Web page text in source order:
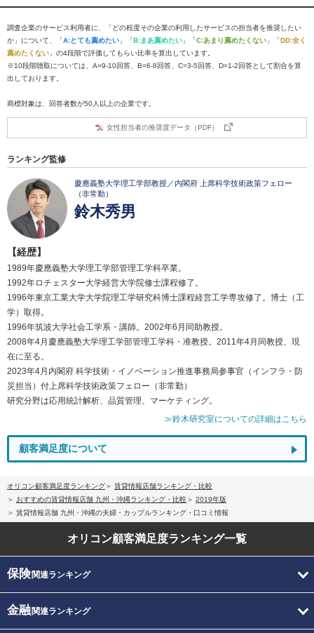
調査企業のサービス利用者に、「どの程度その企業の利用したサービスの担当者を推奨したい
か」について、「A:とても薦めたい 」「B:まあ薦めたい 」「C:あまり薦めたくない 」「DD:全く
薦めたくない 」の4段階で評価してもらい比率を算出しています。
※10段階聴取については、A=9-10回答、B=6-8回答、C=3-5回答、D=1-2回答として割合を算
出しております。
商標対象は、回答者数が50人以上の企業です。
女性担当者の推奨度データ（PDF）
ランキング監修
慶應義塾大学理工学部教授／内閣府 上席科学技術政策フェロー
（非常勤）
鈴木秀男
【経歴】
1989年慶應義塾大学理工学部管理工学科卒業。
1992年ロチェスター大学経営大学院修士課程修了。
1996年東京工業大学大学院理工学研究科博士課程経営工学専攻修了。博士（工
学）取得。
1996年筑波大学社会工学系・講師。2002年6月同助教授。
2008年4月慶應義塾大学理工学部管理工学科・准教授。2011年4月同教授、現
在に至る。
2023年4月内閣府 科学技術・イノベーション推進事務局参事官（インフラ・防
災担当）付上席科学技術政策フェロー（非常勤）
研究分野は応用統計解析、品質管理、マーケティング。
≫鈴木研究室についての詳細はこちら
顧客満足度について
オリコン顧客満足度ランキング
賃貸情報店舗ランキング・比較
おすすめの賃貸情報店舗 九州・沖縄ランキング・比較
2019年版
賃貸情報店舗 九州・沖縄の夫婦・カップルランキング・口コミ情報
オリコン顧客満足度ランキング一覧
保険関連ランキング
金融関連ランキング